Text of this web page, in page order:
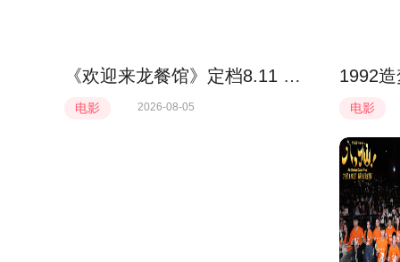
《欢迎来龙餐馆》定档8.11 文牧野首部IMAX特制拍摄作品聚焦异国烟火气
电影 2026-08-05 电影